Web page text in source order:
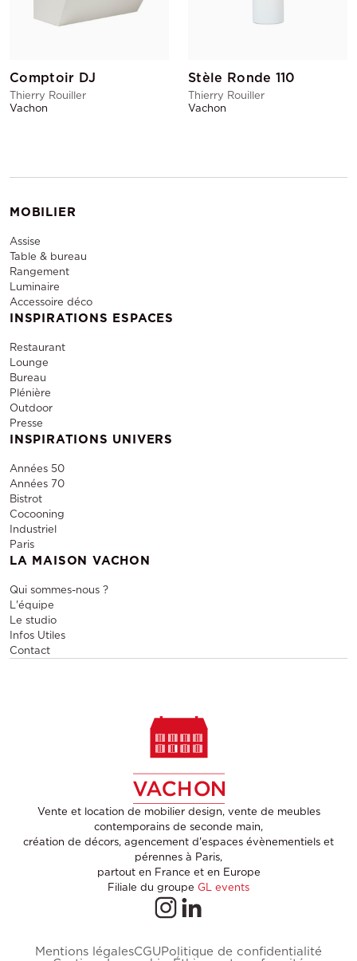
Comptoir DJ
Thierry Rouiller
Vachon
Stèle Ronde 110
Thierry Rouiller
Vachon
MOBILIER
Assise
Table & bureau
Rangement
Luminaire
Accessoire déco
INSPIRATIONS ESPACES
Restaurant
Lounge
Bureau
Plénière
Outdoor
Presse
INSPIRATIONS UNIVERS
Années 50
Années 70
Bistrot
Cocooning
Industriel
Paris
LA MAISON VACHON
Qui sommes-nous ?
L'équipe
Le studio
Infos Utiles
Contact
Vente et location de mobilier design, vente de meubles
contemporains de seconde main,
création de décors, agencement d'espaces évènementiels et
pérennes à Paris,
partout en France et en Europe
Filiale du groupe GL events
Mentions légalesCGUPolitique de confidentialité